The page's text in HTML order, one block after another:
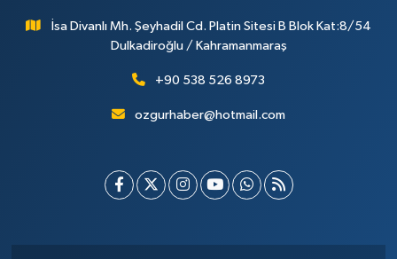
İsa Divanlı Mh. Şeyhadil Cd. Platin Sitesi B Blok Kat:8/54
Dulkadiroğlu / Kahramanmaraş
+90 538 526 8973
ozgurhaber@hotmail.com